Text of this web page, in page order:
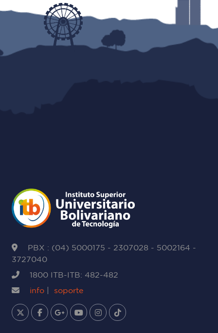
PBX : (04) 5000175 - 2307028 - 5002164 -
3727040
1800 ITB-ITB: 482-482
info
soporte